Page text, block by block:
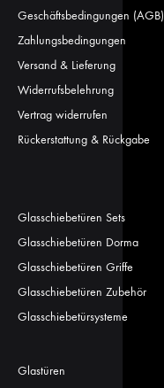
Geschäftsbedingungen (AGB)
Zahlungsbedingungen
Versand & Lieferung
Widerrufsbelehrung
Vertrag widerrufen
Rückerstattung & Rückgabe
Glasschiebetüren Sets
Glasschiebetüren Dorma
Glasschiebetüren Griffe
Glasschiebetüren Zubehör
Glasschiebetürsysteme
Glastüren